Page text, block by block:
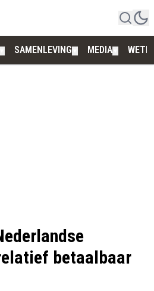
SAMENLEVING MEDIA
betaalbaar